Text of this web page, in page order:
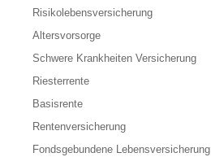
Risikolebensversicherung
Altersvorsorge
Schwere Krankheiten Versicherung
Riesterrente
Basisrente
Rentenversicherung
Fondsgebundene Lebensversicherung